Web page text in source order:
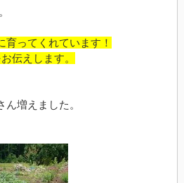
育ってくれています！
伝えします。
増えました。